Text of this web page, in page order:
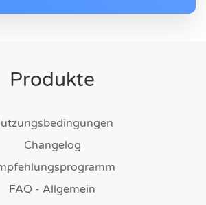
Produkte
Changelog
FAQ - Allgemein